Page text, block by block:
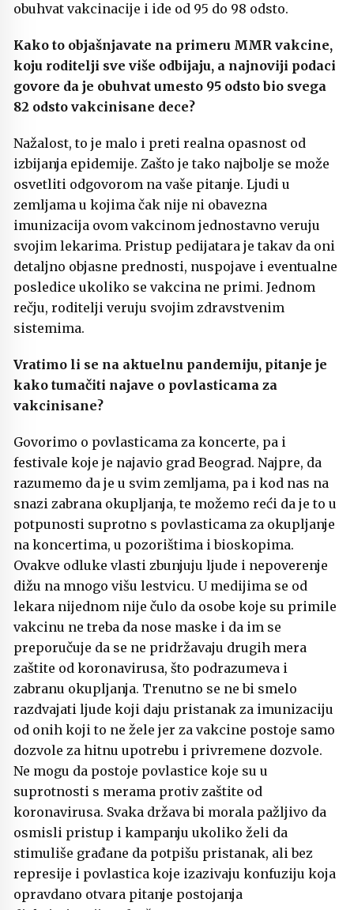
obuhvat vakcinacije i ide od 95 do 98 odsto.
Kako to objašnjavate na primeru MMR vakcine,
koju roditelji sve više odbijaju, a najnoviji podaci
govore da je obuhvat umesto 95 odsto bio svega
82 odsto vakcinisane dece?
Nažalost, to je malo i preti realna opasnost od
izbijanja epidemije. Zašto je tako najbolje se može
osvetliti odgovorom na vaše pitanje. Ljudi u
zemljama u kojima čak nije ni obavezna
imunizacija ovom vakcinom jednostavno veruju
svojim lekarima. Pristup pedijatara je takav da oni
detaljno objasne prednosti, nuspojave i eventualne
posledice ukoliko se vakcina ne primi. Jednom
rečju, roditelji veruju svojim zdravstvenim
sistemima.
Vratimo li se na aktuelnu pandemiju, pitanje je
kako tumačiti najave o povlasticama za
vakcinisane?
Govorimo o povlasticama za koncerte, pa i
festivale koje je najavio grad Beograd. Najpre, da
razumemo da je u svim zemljama, pa i kod nas na
snazi zabrana okupljanja, te možemo reći da je to u
potpunosti suprotno s povlasticama za okupljanje
na koncertima, u pozorištima i bioskopima.
Ovakve odluke vlasti zbunjuju ljude i nepoverenje
dižu na mnogo višu lestvicu. U medijima se od
lekara nijednom nije čulo da osobe koje su primile
vakcinu ne treba da nose maske i da im se
preporučuje da se ne pridržavaju drugih mera
zaštite od koronavirusa, što podrazumeva i
zabranu okupljanja. Trenutno se ne bi smelo
razdvajati ljude koji daju pristanak za imunizaciju
od onih koji to ne žele jer za vakcine postoje samo
dozvole za hitnu upotrebu i privremene dozvole.
Ne mogu da postoje povlastice koje su u
suprotnosti s merama protiv zaštite od
koronavirusa. Svaka država bi morala pažljivo da
osmisli pristup i kampanju ukoliko želi da
stimuliše građane da potpišu pristanak, ali bez
represije i povlastica koje izazivaju konfuziju koja
opravdano otvara pitanje postojanja